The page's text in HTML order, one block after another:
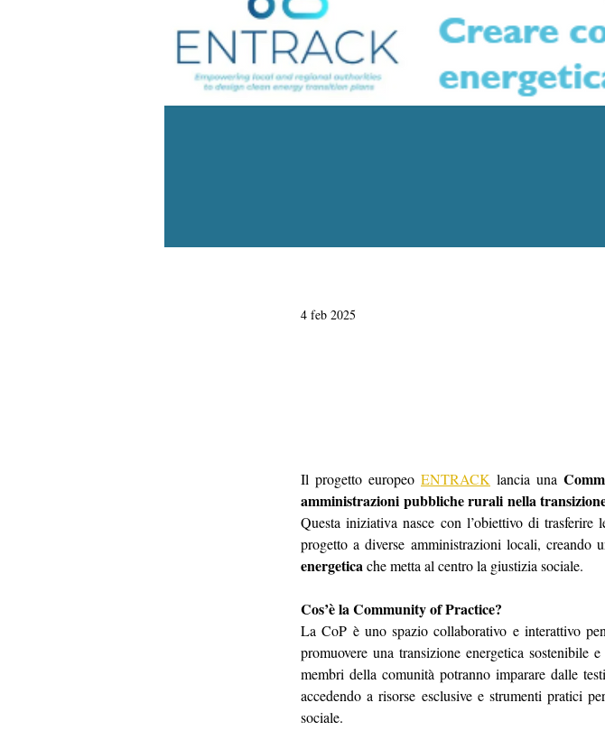
4 feb 2025
Il progetto europeo ENTRACK lancia una
amministrazioni pubbliche rurali nella
Questa iniziativa nasce con l’obiettivo di trasferire
progetto a diverse amministrazioni locali, creando
energetica che metta al centro la giustizia sociale.
Cos’è la Community of Practice?
La CoP è uno spazio collaborativo e interattivo
promuovere una transizione energetica
membri della comunità potranno imparare dalle
accedendo a risorse esclusive e strumenti pratici
sociale.